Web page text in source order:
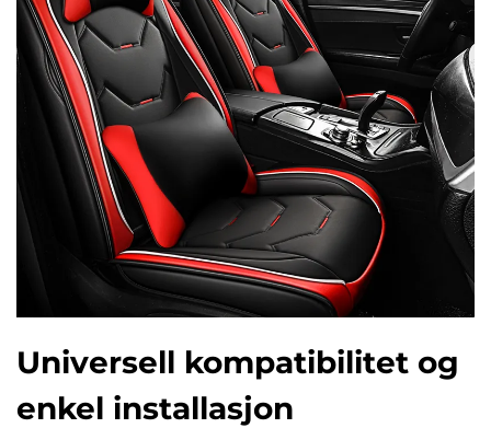
Universell kompatibilitet og
enkel installasjon